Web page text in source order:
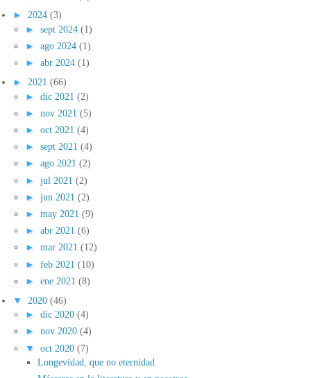
► 2024 (3)
► sept 2024 (1)
► ago 2024 (1)
► abr 2024 (1)
► 2021 (66)
► dic 2021 (2)
► nov 2021 (5)
► oct 2021 (4)
► sept 2021 (4)
► ago 2021 (2)
► jul 2021 (2)
► jun 2021 (2)
► may 2021 (9)
► abr 2021 (6)
► mar 2021 (12)
► feb 2021 (10)
► ene 2021 (8)
▼ 2020 (46)
► dic 2020 (4)
► nov 2020 (4)
▼ oct 2020 (7)
Longevidad, que no eternidad